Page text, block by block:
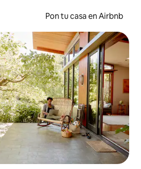
Pon tu casa en Airbnb